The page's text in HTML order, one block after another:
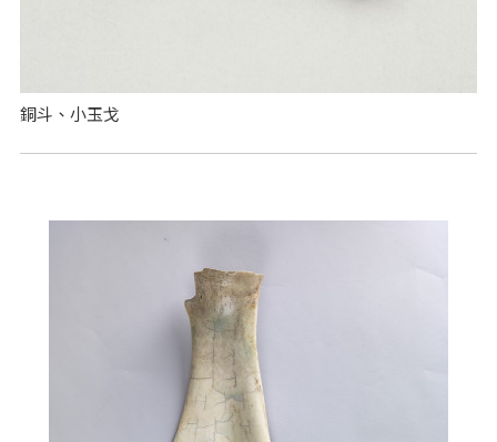
銅斗、小玉戈